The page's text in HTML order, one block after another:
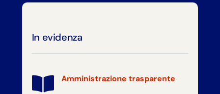
In evidenza
 Amministrazione trasparente